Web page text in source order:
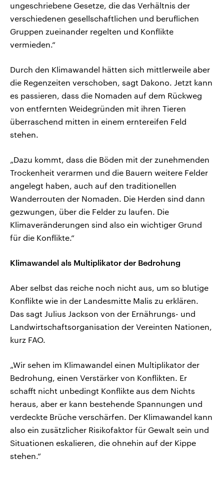
ungeschriebene Gesetze, die das Verhältnis der
verschiedenen gesellschaftlichen und beruflichen
Gruppen zueinander regelten und Konflikte
vermieden.“
Durch den Klimawandel hätten sich mittlerweile aber
die Regenzeiten verschoben, sagt Dakono. Jetzt kann
es passieren, dass die Nomaden auf dem Rückweg
von entfernten Weidegründen mit ihren Tieren
überraschend mitten in einem erntereifen Feld
stehen.
„Dazu kommt, dass die Böden mit der zunehmenden
Trockenheit verarmen und die Bauern weitere Felder
angelegt haben, auch auf den traditionellen
Wanderrouten der Nomaden. Die Herden sind dann
gezwungen, über die Felder zu laufen. Die
Klimaveränderungen sind also ein wichtiger Grund
für die Konflikte.“
Klimawandel als Multiplikator der Bedrohung
Aber selbst das reiche noch nicht aus, um so blutige
Konflikte wie in der Landesmitte Malis zu erklären.
Das sagt Julius Jackson von der Ernährungs- und
Landwirtschaftsorganisation der Vereinten Nationen,
kurz FAO.
„Wir sehen im Klimawandel einen Multiplikator der
Bedrohung, einen Verstärker von Konflikten. Er
schafft nicht unbedingt Konflikte aus dem Nichts
heraus, aber er kann bestehende Spannungen und
verdeckte Brüche verschärfen. Der Klimawandel kann
also ein zusätzlicher Risikofaktor für Gewalt sein und
Situationen eskalieren, die ohnehin auf der Kippe
stehen.“